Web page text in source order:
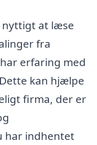
at læse
fra
erfaring med
kan hjælpe
firma, der er
har indhentet